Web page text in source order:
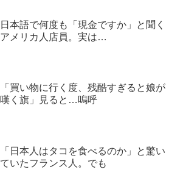
日本語で何度も「現金ですか」と聞く
アメリカ人店員。実は…
「買い物に行く度、残酷すぎると娘が
嘆く旗」見ると…嗚呼
「日本人はタコを食べるのか」と驚い
ていたフランス人。でも